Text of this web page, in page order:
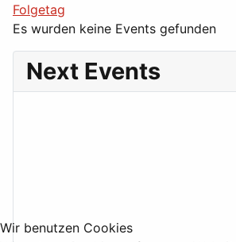
Folgetag
Es wurden keine Events gefunden
Next Events
Wir benutzen Cookies